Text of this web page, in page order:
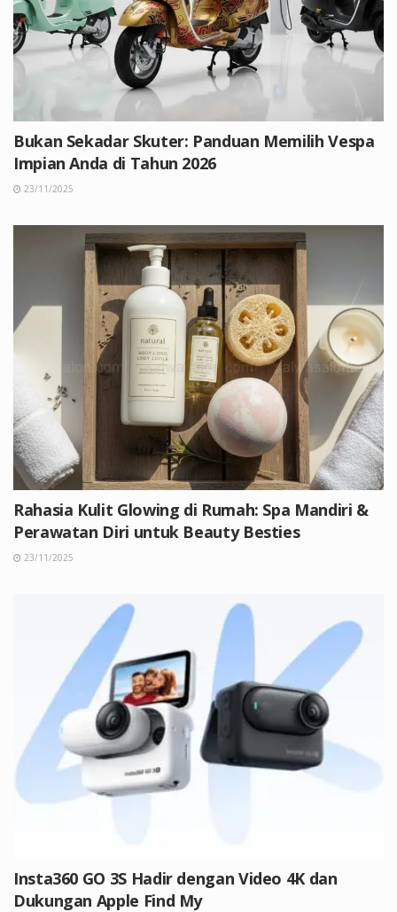
Bukan Sekadar Skuter: Panduan Memilih Vespa
Impian Anda di Tahun 2026
23/11/2025
Rahasia Kulit Glowing di Rumah: Spa Mandiri &
Perawatan Diri untuk Beauty Besties
23/11/2025
Insta360 GO 3S Hadir dengan Video 4K dan
Dukungan Apple Find My